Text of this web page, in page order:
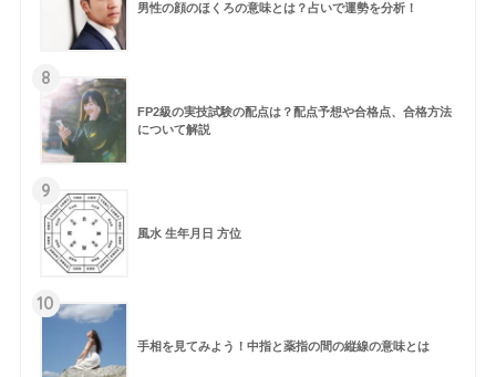
男性の顔のほくろの意味とは？占いで運勢を分析！
8
FP2級の実技試験の配点は？配点予想や合格点、合格方法
について解説
9
風水 生年月日 方位
10
手相を見てみよう！中指と薬指の間の縦線の意味とは